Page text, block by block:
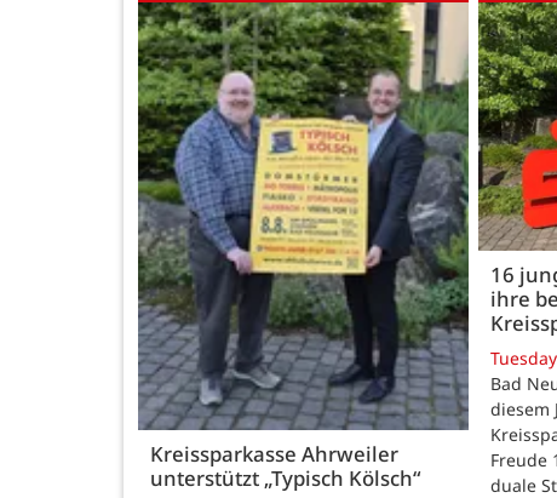
Kreissparkasse Ahrweiler
unterstützt „Typisch Kölsch“
16
ihre
Tuesday
Bad
diesem
Freude
duale